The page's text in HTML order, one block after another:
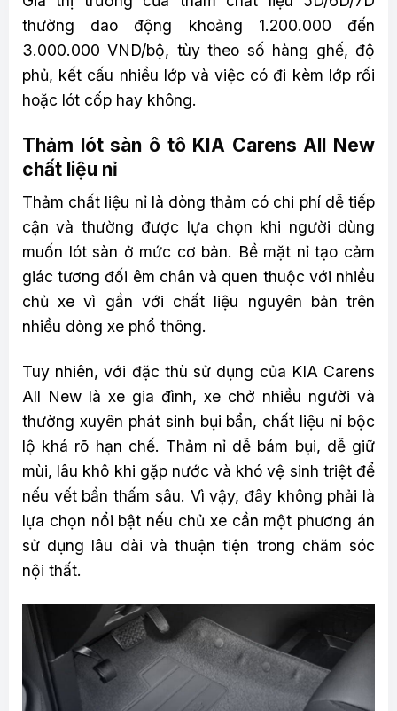
thường dao động khoảng 1.200.000 đến
3.000.000 VND/bộ, tùy theo số hàng ghế, độ
phủ, kết cấu nhiều lớp và việc có đi kèm lớp rối
hoặc lót cốp hay không.
Thảm lót sàn ô tô KIA Carens All New
chất liệu nỉ
Thảm chất liệu nỉ là dòng thảm có chi phí dễ tiếp
cận và thường được lựa chọn khi người dùng
muốn lót sàn ở mức cơ bản. Bề mặt nỉ tạo cảm
giác tương đối êm chân và quen thuộc với nhiều
chủ xe vì gần với chất liệu nguyên bản trên
nhiều dòng xe phổ thông.
Tuy nhiên, với đặc thù sử dụng của KIA Carens
All New là xe gia đình, xe chở nhiều người và
thường xuyên phát sinh bụi bẩn, chất liệu nỉ bộc
lộ khá rõ hạn chế. Thảm nỉ dễ bám bụi, dễ giữ
mùi, lâu khô khi gặp nước và khó vệ sinh triệt để
nếu vết bẩn thấm sâu. Vì vậy, đây không phải là
lựa chọn nổi bật nếu chủ xe cần một phương án
sử dụng lâu dài và thuận tiện trong chăm sóc
nội thất.